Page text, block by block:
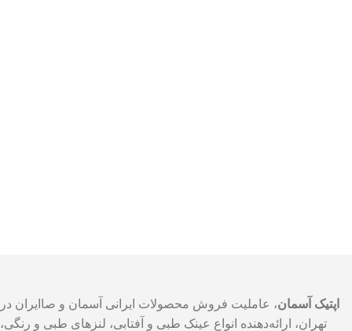
اپتیک آسمان، عاملیت فروش محصولات ایرانی آسمان و صاایران در
تهران، ارائه‌دهنده انواع عینک طبی و آفتابی، لنزهای طبی و رنگی،